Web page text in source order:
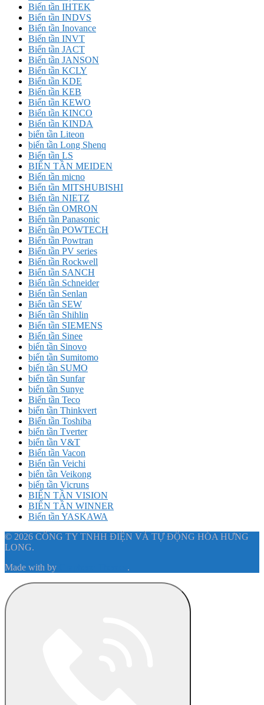
Biến tần IHTEK
Biến tần INDVS
Biến tần Inovance
Biến tần INVT
Biến tần JACT
Biến tần JANSON
Biến tần KCLY
Biến tần KDE
Biến tần KEB
Biến tần KEWO
Biến tần KINCO
Biến tần KINDA
biến tần Liteon
biến tần Long Shenq
Biến tần LS
BIẾN TẦN MEIDEN
Biến tần micno
Biến tần MITSHUBISHI
Biến tần NIETZ
Biến tần OMRON
Biến tần Panasonic
Biến tần POWTECH
Biến tần Powtran
Biến tần PV series
Biến tần Rockwell
Biến tần SANCH
Biến tần Schneider
Biến tần Senlan
Biến tần SEW
Biến tần Shihlin
Biến tần SIEMENS
Biến tần Sinee
biến tần Sinovo
biến tần Sumitomo
biến tần SUMO
biến tần Sunfar
biến tần Sunye
Biến tần Teco
biến tần Thinkvert
Biến tần Toshiba
biến tần Tverter
biến tần V&T
Biến tần Vacon
Biến tần Veichi
biến tần Veikong
biến tần Vicruns
BIẾN TẦN VISION
BIẾN TẦN WINNER
Biến tần YASKAWA
© 2026 CÔNG TY TNHH ĐIỆN VÀ TỰ ĐỘNG HÓA HƯNG
LONG.
Made with by .